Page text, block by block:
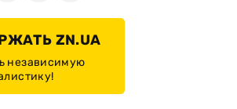
ZN.UA
независимую